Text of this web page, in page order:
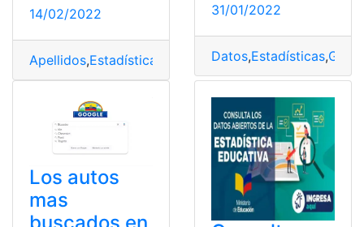
14/02/2022
Apellidos,Estadísticas Nombre,Plataforma
31/01/2022
Datos,Estadísticas,
Los autos
mas